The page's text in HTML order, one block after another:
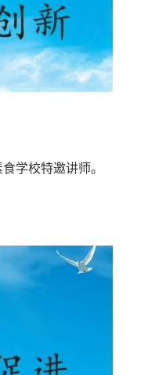
学校特邀讲师。